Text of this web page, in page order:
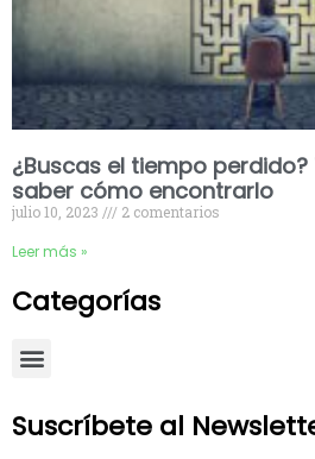
¿Buscas el tiempo
saber cómo encontrarlo
julio 10, 2023 2 comentarios
Leer más »
Categorías
Suscríbete al